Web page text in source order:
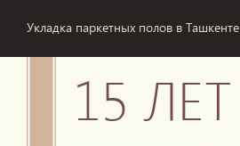
Укладка паркетных полов в Ташкенте
15 ЛЕТ